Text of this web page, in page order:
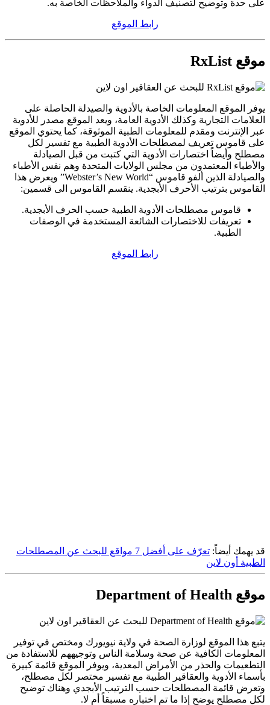
على حدة وتوضيح لتصنيف الدواء والملاحظات الخاصة به.
رابط الموقع
موقع RxList
يوفر الموقع المعلومات الخاصة بالأدوية والصيدلة الحاصلة على
العلامات التجارية وكذلك الأدوية العامة، ويعد الموقع مصدر للأدوية
عبر الإنترنت ومقدم للمعلومات الطبية الموثوقة، كما يحتوي الموقع
على قاموس تعريف لمصطلحات الأدوية الطبية مع تفسير لكل
مصطلح وأيضاً اختصارات الأدوية التي كتبت من قبل الصيادلة
والأطباء المعتمدون من مجلس الولايات المتحدة وهم نفس الأطباء
والصيادلة الذين ألفو قاموس “Webster’s New World” ويعرض هذا
القاموس بترتيب الأحرف الأبجدية. ينقسم القاموس الى قسمين:
قاموس مصطلحات الأدوية الطبية حسب الحرف الأبجدية.
تعريفات للاختصارات الشائعة المستخدمة في الوصفات
الطبية.
رابط الموقع
قد يهمك أيضاً:
تعرّف على أفضل 7 مواقع للبحث عن المصطلحات
الطبية أون لاين
موقع Department of Health
يتبع هذا الموقع لوزارة الصحة في ولاية نيويورك ومختص في توفير
المعلومات الكافية عن صحة وسلامة الناس وتوجيههم للاستفادة من
التطعيمات والحذر من الأمراض المعدية، ويوفر الموقع قائمة كبيرة
بأسماء الأدوية والعقاقير الطبية مع تفسير مختصر لكل مصطلح،
وتعرض قائمة المصطلحات حسب الترتيب الأبجدي وهناك توضيح
لكل مصطلح يوضح إذا ما تم اختباره مسبقاً أم لا.